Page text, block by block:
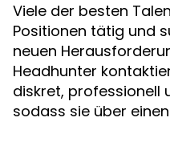
Viele der besten
Positionen tätig und
neuen
Headhunter
diskret, professionell
sodass sie über